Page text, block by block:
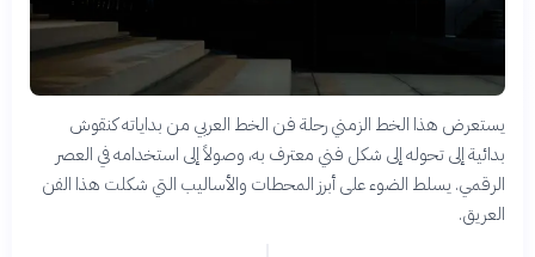
يستعرض هذا الخط الزمني رحلة فن الخط العربي من بداياته كنقوش
بدائية إلى تحوله إلى شكل فني معترف به، وصولاً إلى استخدامه في العصر
الرقمي. يسلط الضوء على أبرز المحطات والأساليب التي شكلت هذا الفن
العريق.